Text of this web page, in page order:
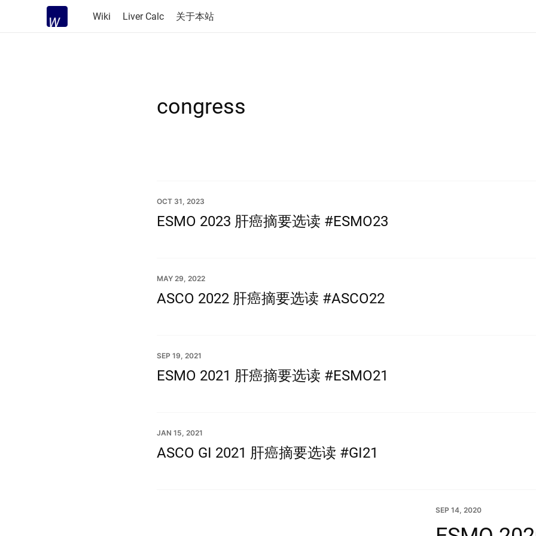
Wiki Liver Calc 关于本站
congress
OCT 31, 2023
ESMO 2023 肝癌摘要选读 #ESMO23
MAY 29, 2022
ASCO 2022 肝癌摘要选读 #ASCO22
SEP 19, 2021
ESMO 2021 肝癌摘要选读 #ESMO21
JAN 15, 2021
ASCO GI 2021 肝癌摘要选读 #GI21
SEP 14, 2020